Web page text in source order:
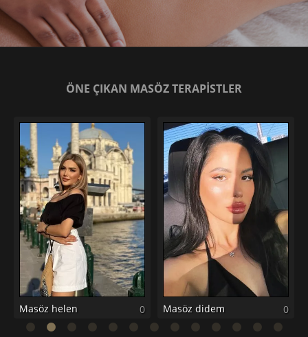
ÖNE ÇIKAN MASÖZ TERAPİSTLER
Masöz helen 0 Masöz didem 0